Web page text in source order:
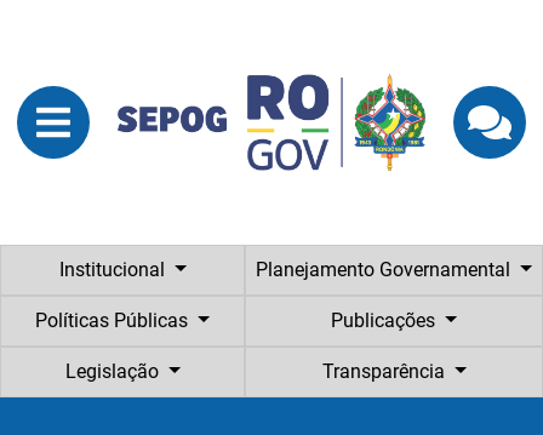
Institucional Planejamento Governamental
Políticas Públicas Publicações
Legislação Transparência